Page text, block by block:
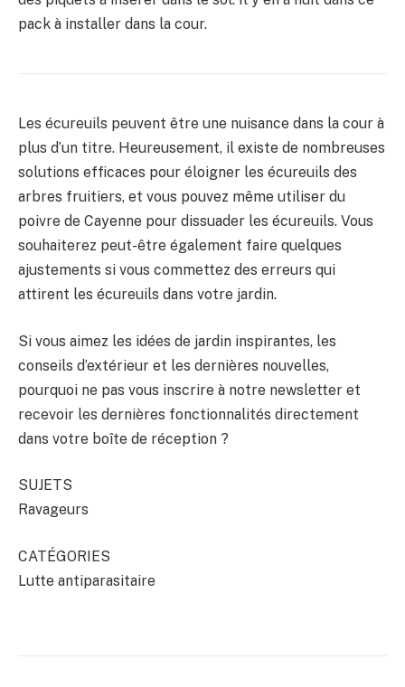
pack à installer dans la cour.
Les écureuils peuvent être une nuisance dans la cour à
plus d’un titre. Heureusement, il existe de nombreuses
solutions efficaces pour éloigner les écureuils des
arbres fruitiers, et vous pouvez même utiliser du
poivre de Cayenne pour dissuader les écureuils. Vous
souhaiterez peut-être également faire quelques
ajustements si vous commettez des erreurs qui
attirent les écureuils dans votre jardin.
Si vous aimez les idées de jardin inspirantes, les
conseils d’extérieur et les dernières nouvelles,
pourquoi ne pas vous inscrire à notre newsletter et
recevoir les dernières fonctionnalités directement
dans votre boîte de réception ?
SUJETS
Ravageurs
CATÉGORIES
Lutte antiparasitaire